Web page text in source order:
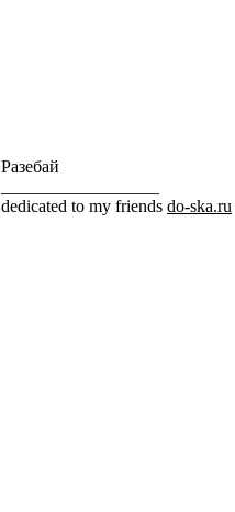
Разебай
dedicated to my friends do-ska.ru